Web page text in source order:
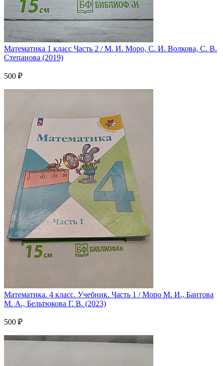
Математика 1 класс Часть 2 / М. И. Моро, С. И. Волкова, С. В.
Степанова (2019)
500 ₽
Математика. 4 класс. Учебник. Часть 1 / Моро М. И., Бантова
М. А., Бельтюкова Г. В. (2023)
500 ₽